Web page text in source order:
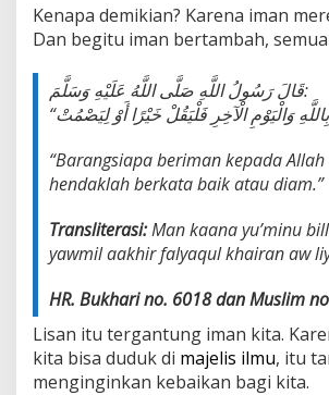
u
Kenapa demikian? Karena iman
Dan begitu iman bertambah,
قَالَ رَسُولُ اللَّهِ صَلَّى اللَّهُ عَلَيْهِ وَسَلَّمَ:
“Barangsiapa beriman kepada
hendaklah berkata baik atau diam.”
Transliterasi:Man kaana yu’minu
yawmil aakhir falyaqul khairan aw
HR. Bukhari no. 6018 dan Muslim
Lisan itu tergantung iman kita.
kita bisa duduk di majelis ilmu, itu
menginginkan kebaikan bagi kita.